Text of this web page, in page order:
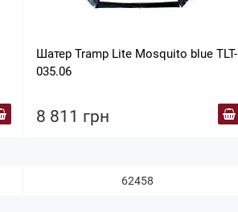
Шатер Tramp Lite Mosquito blue TLT-
035.06
8 811 грн
62458